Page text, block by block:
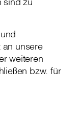
unsere
weiteren
bzw. für